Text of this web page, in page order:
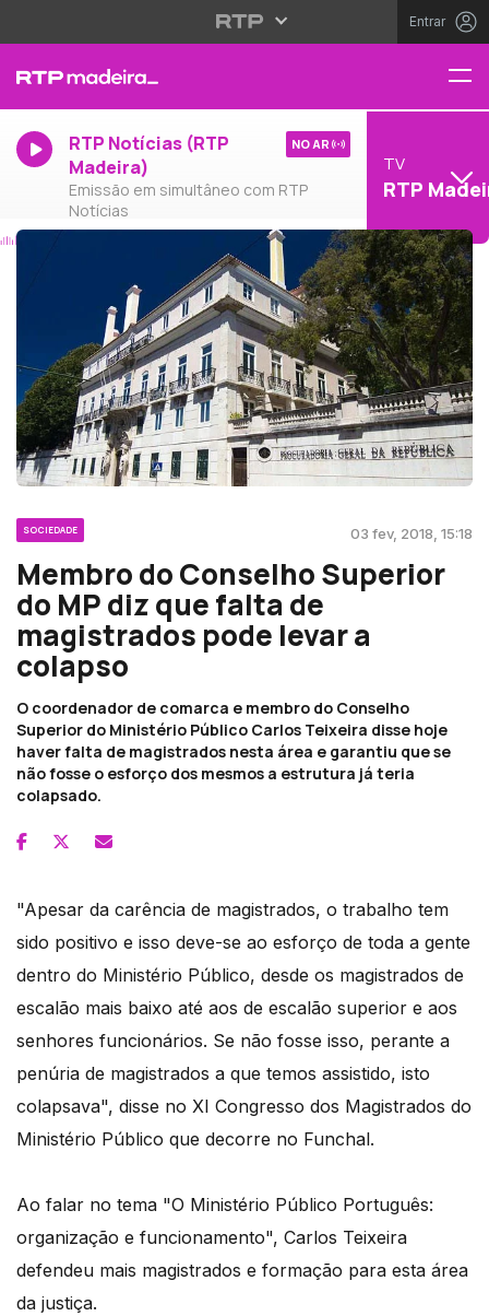
Entrar
RTP Notícias (RTP
Madeira)
Emissão em simultâneo com RTP
Notícias
NO AR
TV
RTP
SOCIEDADE 03 fev, 2018, 15:18
Membro do Conselho Superior
do MP diz que falta de
magistrados pode levar a
colapso
O coordenador de comarca e membro do Conselho
Superior do Ministério Público Carlos Teixeira disse hoje
haver falta de magistrados nesta área e garantiu que se
não fosse o esforço dos mesmos a estrutura já teria
colapsado.
"Apesar da carência de magistrados, o trabalho tem
sido positivo e isso deve-se ao esforço de toda a gente
dentro do Ministério Público, desde os magistrados de
escalão mais baixo até aos de escalão superior e aos
senhores funcionários. Se não fosse isso, perante a
penúria de magistrados a que temos assistido, isto
colapsava", disse no XI Congresso dos Magistrados do
Ministério Público que decorre no Funchal.
Ao falar no tema "O Ministério Público Português:
organização e funcionamento", Carlos Teixeira
defendeu mais magistrados e formação para esta área
da justiça.